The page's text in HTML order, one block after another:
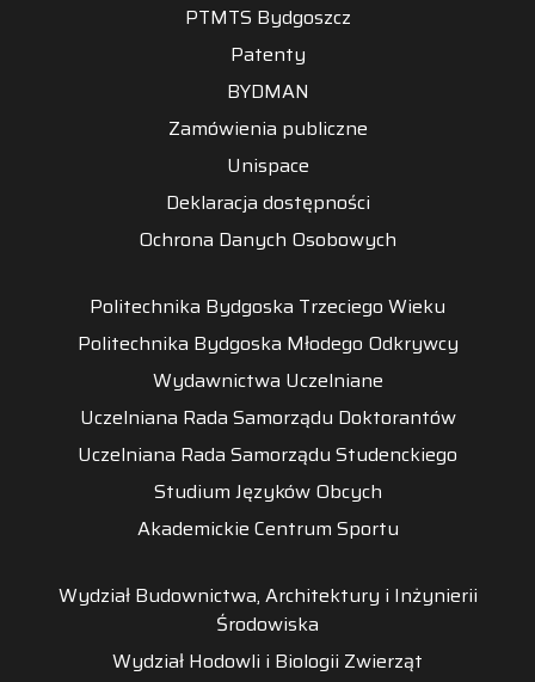
PTMTS Bydgoszcz
Patenty
BYDMAN
Zamówienia publiczne
Unispace
Deklaracja dostępności
Ochrona Danych Osobowych
Politechnika Bydgoska Trzeciego Wieku
Politechnika Bydgoska Młodego Odkrywcy
Wydawnictwa Uczelniane
Uczelniana Rada Samorządu Doktorantów
Uczelniana Rada Samorządu Studenckiego
Studium Języków Obcych
Akademickie Centrum Sportu
Wydział Budownictwa, Architektury i Inżynierii
Środowiska
Wydział Hodowli i Biologii Zwierząt